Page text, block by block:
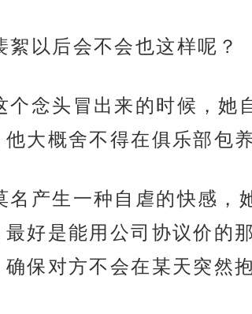
絮以后会不会也这样呢？
个念头冒出来的时候，她
他大概舍不得在俱乐部包
名产生一种自虐的快感，
最好是能用公司协议价的
确保对方不会在某天突然